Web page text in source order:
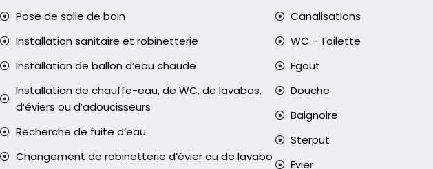
Pose de salle de bain
Installation sanitaire et robinetterie
Installation de ballon d’eau chaude
Installation de chauffe-eau, de WC, de lavabos,
d’éviers ou d’adoucisseurs
Recherche de fuite d’eau
Changement de robinetterie d’évier ou de lavabo
Canalisations
WC - Toilette
Egout
Douche
Baignoire
Sterput
Evier